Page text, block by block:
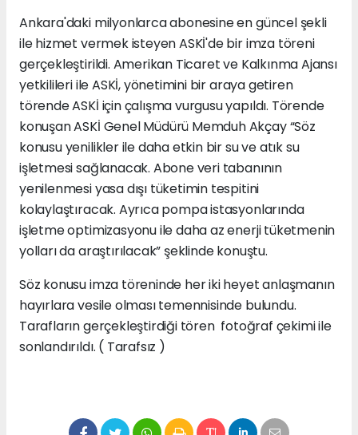
Ankara'daki milyonlarca abonesine en güncel şekli
ile hizmet vermek isteyen ASKİ'de bir imza töreni
gerçekleştirildi. Amerikan Ticaret ve Kalkınma Ajansı
yetkilileri ile ASKİ, yönetimini bir araya getiren
törende ASKİ için çalışma vurgusu yapıldı. Törende
konuşan ASKİ Genel Müdürü Memduh Akçay “Söz
konusu yenilikler ile daha etkin bir su ve atık su
işletmesi sağlanacak. Abone veri tabanının
yenilenmesi yasa dışı tüketimin tespitini
kolaylaştıracak. Ayrıca pompa istasyonlarında
işletme optimizasyonu ile daha az enerji tüketmenin
yolları da araştırılacak” şeklinde konuştu.
Söz konusu imza töreninde her iki heyet anlaşmanın
hayırlara vesile olması temennisinde bulundu.
Tarafların gerçekleştirdiği tören fotoğraf çekimi ile
sonlandırıldı. ( Tarafsız )